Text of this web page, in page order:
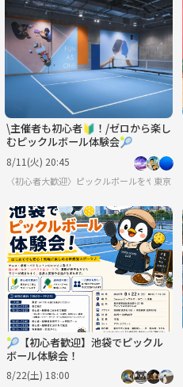
\主催者も初心者🔰！/ゼロから楽し
むピックルボール体験会🎾
8/11(火) 20:45
〈初心者大歓迎〉ピックルボールをやろう
東京
🎾【初心者歓迎】池袋でピックル
ボール体験会！
8/22(土) 18:00